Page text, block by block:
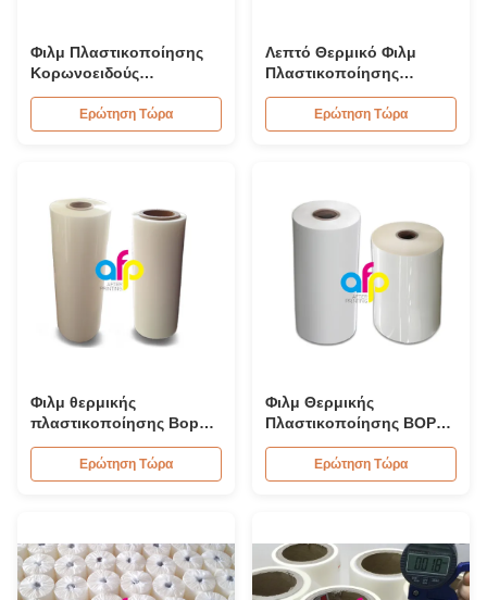
Φιλμ Πλαστικοποίησης
Κορωνοειδούς
Επεξεργασίας Μονής
Κορωνοειδούς
Επεξεργασίας,
Στατικού Ηλεκτρισμού
Ερώτηση Τώρα
Λεπτό Θερμικό Φιλμ
Πλαστικοποίησης
Γραφικών Εκτύπωσης
Πάχος Διαφάνεια Τύπος
Ερώτηση Τώρα
Φιλμ θερμικής
πλαστικοποίησης Bopp
58mm 1.5 Mil / 3 Mil
Γυαλιστερό / Ματ
Φινίρισμα
Ερώτηση Τώρα
Φιλμ Θερμικής
Πλαστικοποίησης BOPP
EVA για Εκτυπώσεις
Offset 15 - 30 Micron
Ερώτηση Τώρα